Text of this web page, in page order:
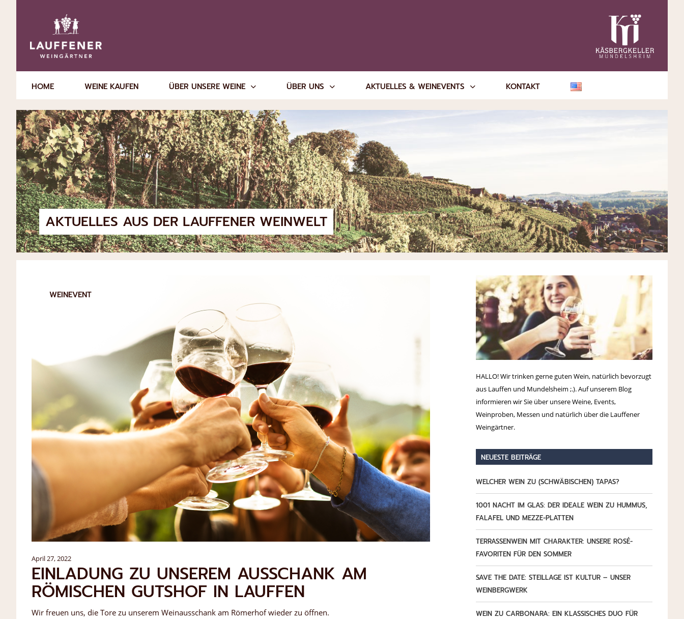
HOME WEINE KAUFEN ÜBER UNSERE WEINE ÜBER UNS AKTUELLES & WEINEVENTS KONTAKT
AKTUELLES AUS DER LAUFFENER WEINWELT
WEINEVENT
April 27, 2022
EINLADUNG ZU UNSEREM AUSSCHANK AM
RÖMISCHEN GUTSHOF IN LAUFFEN
Wir freuen uns, die Tore zu unserem Weinausschank am Römerhof wieder zu öffnen.
HALLO! Wir trinken gerne guten Wein, natürlich bevorzugt
aus Lauffen und Mundelsheim ;.). Auf unserem Blog
informieren wir Sie über unsere Weine, Events,
Weinproben, Messen und natürlich über die Lauffener
Weingärtner.
NEUESTE BEITRÄGE
WELCHER WEIN ZU (SCHWÄBISCHEN) TAPAS?
1001 NACHT IM GLAS: DER IDEALE WEIN ZU HUMMUS,
FALAFEL UND MEZZE-PLATTEN
TERRASSENWEIN MIT CHARAKTER: UNSERE ROSÉ-
FAVORITEN FÜR DEN SOMMER
SAVE THE DATE: STEILLAGE IST KULTUR – UNSER
WEINBERGWERK
WEIN ZU CARBONARA: EIN KLASSISCHES DUO FÜR